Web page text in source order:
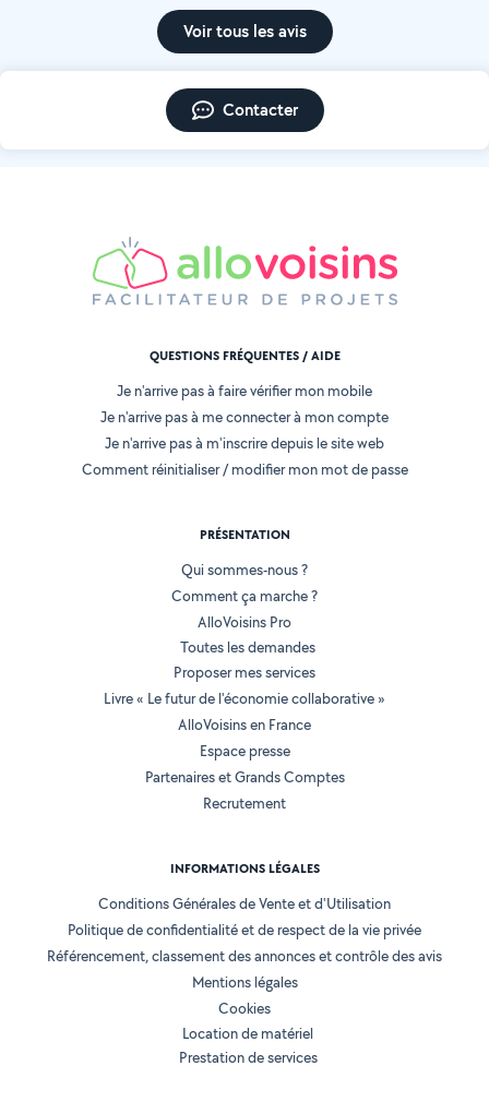
Voir tous les avis
Contacter
QUESTIONS FRÉQUENTES / AIDE
Je n'arrive pas à faire vérifier mon mobile
Je n'arrive pas à me connecter à mon compte
Je n'arrive pas à m'inscrire depuis le site web
Comment réinitialiser / modifier mon mot de passe
PRÉSENTATION
Qui sommes-nous ?
Comment ça marche ?
AlloVoisins Pro
Toutes les demandes
Proposer mes services
Livre « Le futur de l'économie collaborative »
AlloVoisins en France
Espace presse
Partenaires et Grands Comptes
Recrutement
INFORMATIONS LÉGALES
Conditions Générales de Vente et d'Utilisation
Politique de confidentialité et de respect de la vie privée
Référencement, classement des annonces et contrôle des avis
Mentions légales
Cookies
Location de matériel
Prestation de services